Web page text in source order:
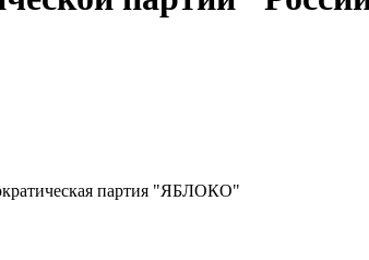
партия "ЯБЛОКО"